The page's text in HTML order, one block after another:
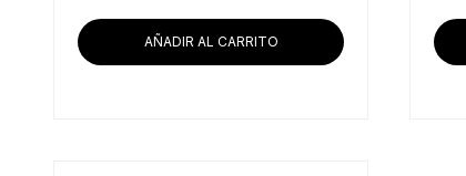
AÑADIR AL CARRITO